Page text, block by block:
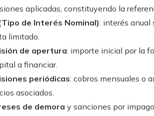
aplicadas, constituyendo la
de Interés Nominal): interés anual
limitado.
de apertura: importe inicial por la
a financiar.
periódicas: cobros mensuales o
asociados.
de demora y sanciones por